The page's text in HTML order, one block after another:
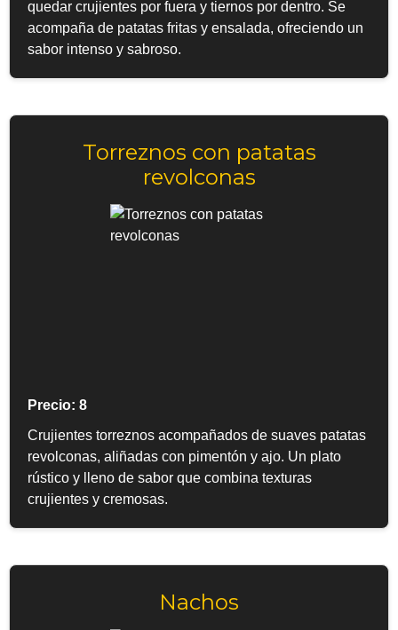
quedar crujientes por fuera y tiernos por dentro. Se
acompaña de patatas fritas y ensalada, ofreciendo un
sabor intenso y sabroso.
Torreznos con patatas
revolconas
Precio: 8
Crujientes torreznos acompañados de suaves patatas
revolconas, aliñadas con pimentón y ajo. Un plato
rústico y lleno de sabor que combina texturas
crujientes y cremosas.
Nachos